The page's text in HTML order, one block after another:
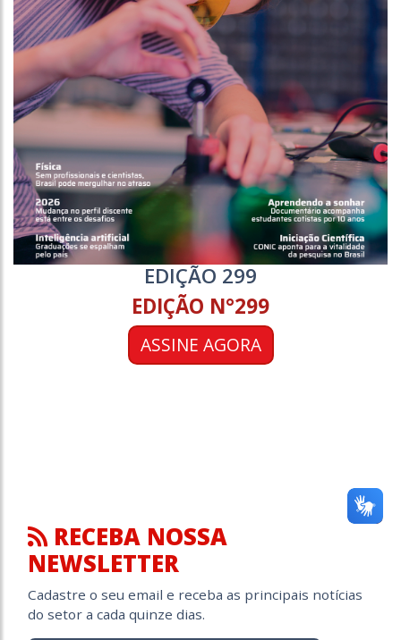
EDIÇÃO 299
EDIÇÃO N°299
ASSINE AGORA
RECEBA NOSSA
NEWSLETTER
Cadastre o seu email e receba as principais notícias
do setor a cada quinze dias.